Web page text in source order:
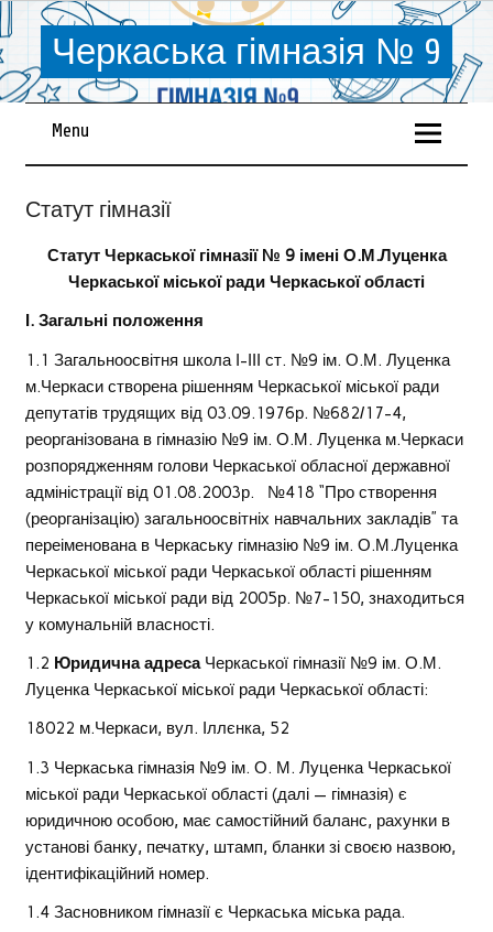
Черкаська гімназія № 9
Menu
Статут гімназії
Статут Черкаської гімназії № 9 імені О.М.Луценка
Черкаської міської ради Черкаської області
І. Загальні положення
1.1 Загальноосвітня школа І-ІІІ ст. №9 ім. О.М. Луценка
м.Черкаси створена рішенням Черкаської міської ради
депутатів трудящих від 03.09.1976р. №682/17-4,
реорганізована в гімназію №9 ім. О.М. Луценка м.Черкаси
розпорядженням голови Черкаської обласної державної
адміністрації від 01.08.2003р. №418 “Про створення
(реорганізацію) загальноосвітніх навчальних закладів” та
переіменована в Черкаську гімназію №9 ім. О.М.Луценка
Черкаської міської ради Черкаської області рішенням
Черкаської міської ради від 2005р. №7-150, знаходиться
у комунальній власності.
1.2 Юридична адресаЧеркаської гімназії №9 ім. О.М.
Луценка Черкаської міської ради Черкаської області:
18022 м.Черкаси, вул. Іллєнка, 52
1.3 Черкаська гімназія №9 ім. О. М. Луценка Черкаської
міської ради Черкаської області (далі — гімназія) є
юридичною особою, має самостійний баланс, рахунки в
установі банку, печатку, штамп, бланки зі своєю назвою,
ідентифікаційний номер.
1.4 Засновником гімназії є Черкаська міська рада.